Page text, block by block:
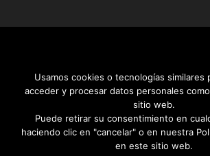
Distrito informativo ©
Usamos cookies o tecnologías similares
acceder y procesar datos personales
sitio web.
Puede retirar su consentimiento en
haciendo clic en "cancelar" o en nuestra
en este sitio web.